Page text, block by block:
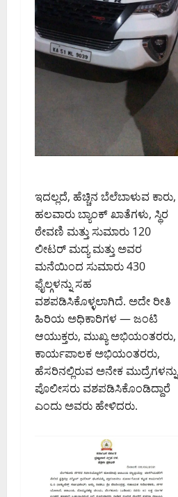
ಇದಲ್ಲದೆ, ಹೆಚ್ಚಿನ ಬೆಲೆಬಾಳುವ ಕಾರು,
ಹಲವಾರು ಬ್ಯಾಂಕ್ ಖಾತೆಗಳು, ಸ್ಥಿರ
ಠೇವಣಿ ಮತ್ತು ಸುಮಾರು 120
ಲೀಟರ್ ಮದ್ಯ ಮತ್ತು ಅವರ
ಮನೆಯಿಂದ ಸುಮಾರು 430
ಫೈಲ್ಗಳನ್ನು ಸಹ
ವಶಪಡಿಸಿಕೊಳ್ಳಲಾಗಿದೆ. ಅದೇ ರೀತಿ
ಹಿರಿಯ ಅಧಿಕಾರಿಗಳ — ಜಂಟಿ
ಆಯುಕ್ತರು, ಮುಖ್ಯ ಅಭಿಯಂತರರು,
ಕಾರ್ಯಪಾಲಕ ಅಭಿಯಂತರರು,
ಹೆಸರಿನಲ್ಲಿರುವ ಅನೇಕ ಮುದ್ರೆಗಳನ್ನು
ಪೊಲೀಸರು ವಶಪಡಿಸಿಕೊಂಡಿದ್ದಾರೆ
ಎಂದು ಅವರು ಹೇಳಿದರು.